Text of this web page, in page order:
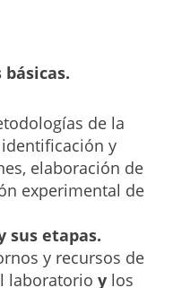
de la
y
elaboración de
experimental de
sus etapas.
y recursos de
laboratorio y los